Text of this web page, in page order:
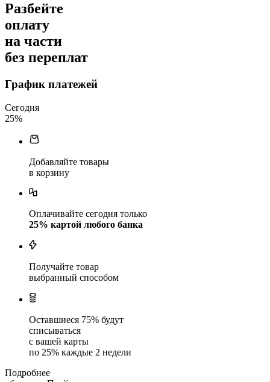
Разбейте
оплату
на части
без переплат
График платежей
Сегодня
25%
Добавляйте товары
в корзину
Оплачивайте сегодня только
25% картой любого банка
Получайте товар
выбранный способом
Оставшиеся 75% будут
списываться
с вашей карты
по 25% каждые 2 недели
Подробнее